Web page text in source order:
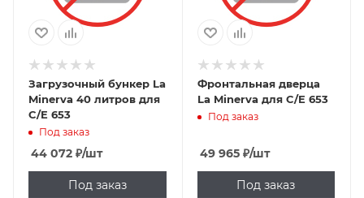
Загрузочный бункер La
Minerva 40 литров для
C/E 653
Под заказ
44 072 ₽/шт
Под заказ
Фронтальная дверца
La Minerva для C/E 653
Под заказ
49 965₽/шт
Под заказ